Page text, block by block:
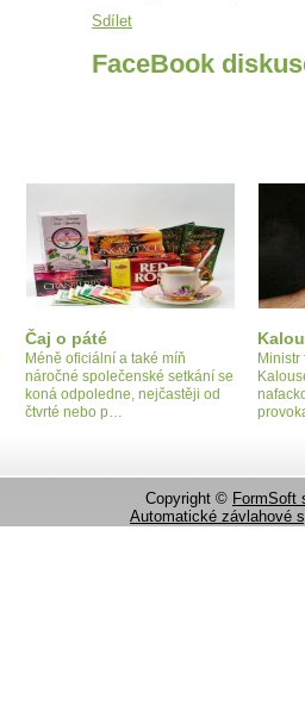
Sdílet
FaceBook
Čaj o páté
Méně oficiální a také míň
náročné společenské setkání se
koná odpoledne, nejčastěji od
čtvrté nebo p…
Ministr
Copyright © FormSoft
Automatické závlahové